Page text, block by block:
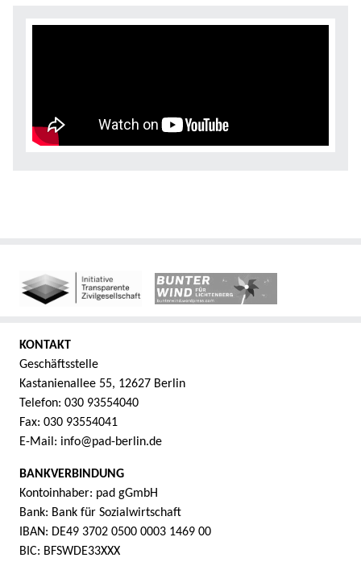
KONTAKT
Geschäftsstelle
Kastanienallee 55, 12627 Berlin
Telefon: 030 93554040
Fax: 030 93554041
E-Mail: info@pad-berlin.de
BANKVERBINDUNG
Kontoinhaber: pad gGmbH
Bank: Bank für Sozialwirtschaft
IBAN: DE49 3702 0500 0003 1469 00
BIC: BFSWDE33XXX